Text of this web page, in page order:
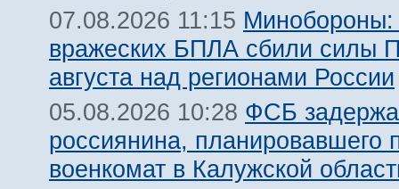
07.08.2026 11:15 Минобороны:
вражеских БПЛА сбили силы
августа над регионами России
05.08.2026 10:28 ФСБ
россиянина, планировавшего
военкомат в Калужской